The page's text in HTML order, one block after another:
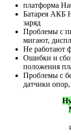
платформа
Батарея АКБ
заряд
Проблемы с
мигают,
Не работают
Ошибки и
положения
Проблемы с
датчики